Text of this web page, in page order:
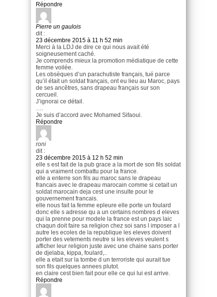
Répondre
Pierre un gaulois
dit :
23 décembre 2015 à 11 h 52 min
Merci à la LDJ de dire ce qui nous avait été
soigneusement caché.
Je comprends mieux la promotion médiatique de cette
femme voilée.
Les obsèques d’un parachutiste français, tué parce
qu’il était un soldat français, ont eu lieu au Maroc, pays
de ses ancêtres, sans drapeau français sur son
cercueil.
J’ignorai ce détail.
Je suis d’accord avec Mohamed Sifaoui.
Répondre
roni
dit :
23 décembre 2015 à 12 h 52 min
elle s est fait de la pub grace a la mort de son fils soldat
qui a vraiment combattu pour la france.
elle a enterre son fils au maroc sans le drapeau
francais avec le drapeau marocain comme si cetait un
soldat marocain deja cest une insulte pour le
gouvernement francais.
elle nous fait la femme epleure elle porte un foulard
donc elle s adresse qu a un certains nombres d eleves
qui la prenne pour modele la france est un pays laic
chaqun doit faire sa religion chez soi sans l imposer a l
autre les ecoles de la republique les eleves doivent
porter des vetements neutre si les eleves veulent s
afficher leur religion juste avec une chaine sans porter
de djelaba, kippa, foulard,..
elle a etait sur la tombe d un terroriste qui aurait tue
son fils quelques annees plutot.
en claire cest bien fait pour elle ce qui lui est arrive.
Répondre